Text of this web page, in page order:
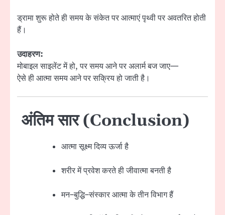
ड्रामा शुरू होते ही समय के संकेत पर आत्माएं पृथ्वी पर अवतरित होती
हैं।
उदाहरण:
मोबाइल साइलेंट में हो, पर समय आने पर अलार्म बज जाए—
ऐसे ही आत्मा समय आने पर सक्रिय हो जाती है।
अंतिम सार (Conclusion)
आत्मा सूक्ष्म दिव्य ऊर्जा है
शरीर में प्रवेश करते ही जीवात्मा बनती है
मन–बुद्धि–संस्कार आत्मा के तीन विभाग हैं